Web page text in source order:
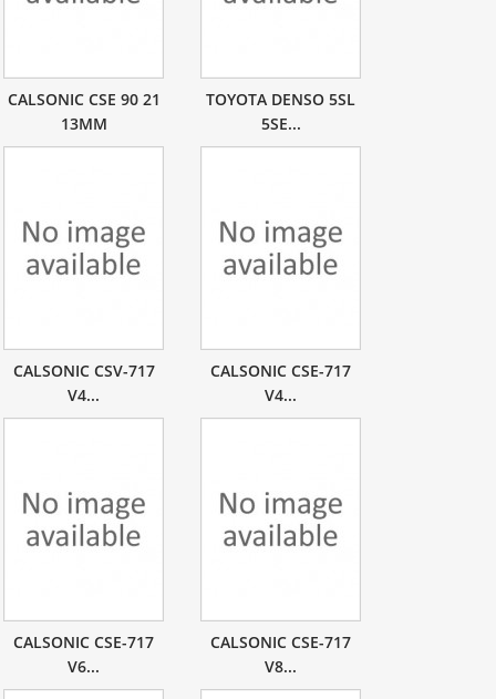
CALSONIC CSE 90 21
13MM
TOYOTA DENSO 5SL
5SE...
CALSONIC CSV-717
V4...
CALSONIC CSE-717
V4...
CALSONIC CSE-717
V6...
CALSONIC CSE-717
V8...